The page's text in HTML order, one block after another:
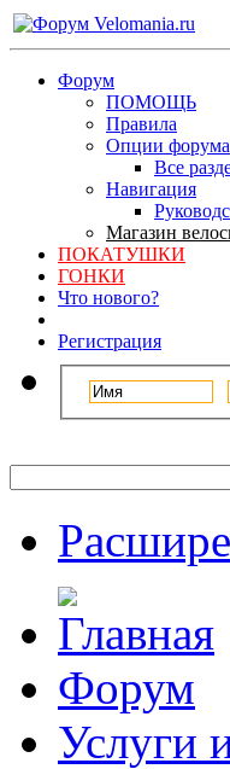
Форум
ПОМОЩЬ
Правила
Опции форума
Все
Навигация
Магазин
ПОКАТУШКИ
ГОНКИ
Что нового?
Регистрация
Форум
Услуги